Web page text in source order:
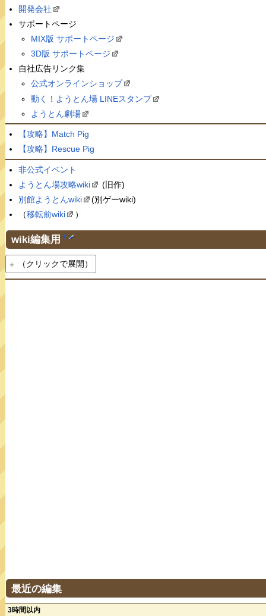
開発会社
サポートページ
MIX版 サポートページ
3D版 サポートページ
自社広告リンク集
公式オンラインショップ
動く！ようとん場 LINEスタンプ
ようとん劇場
【攻略】Match Pig
【攻略】Rescue Pig
非公式イベント
ようとん場攻略wiki
(旧作)
別館ようとんwiki
(別ゲーwiki)
（移転前wiki ）
wiki編集用 †
（クリックで展開）
最近の編集
3時間以内